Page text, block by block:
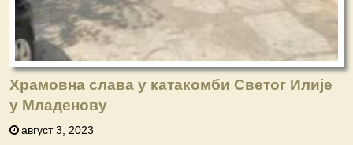
Храмовна слава у катакомби Светог Илије
у Младенову
август 3, 2023